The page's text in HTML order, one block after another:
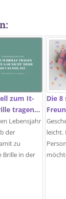
zum It-
tragen…
Lebensjahr
der
zu
Brille in der
Die 8
leicht.